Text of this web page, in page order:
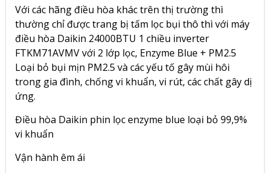
Với các hãng điều hòa khác trên thị trường thì
thường chỉ được trang bị tấm lọc bụi thô thì với máy
điều hòa Daikin 24000BTU 1 chiều inverter
FTKM71AVMV với 2 lớp lọc, Enzyme Blue + PM2.5
Loại bỏ bụi mịn PM2.5 và các yếu tố gây mùi hôi
trong gia đình, chống vi khuẩn, vi rút, các chất gây dị
ứng.
Điều hòa Daikin phin lọc enzyme blue loại bỏ 99,9%
vi khuẩn
Vận hành êm ái